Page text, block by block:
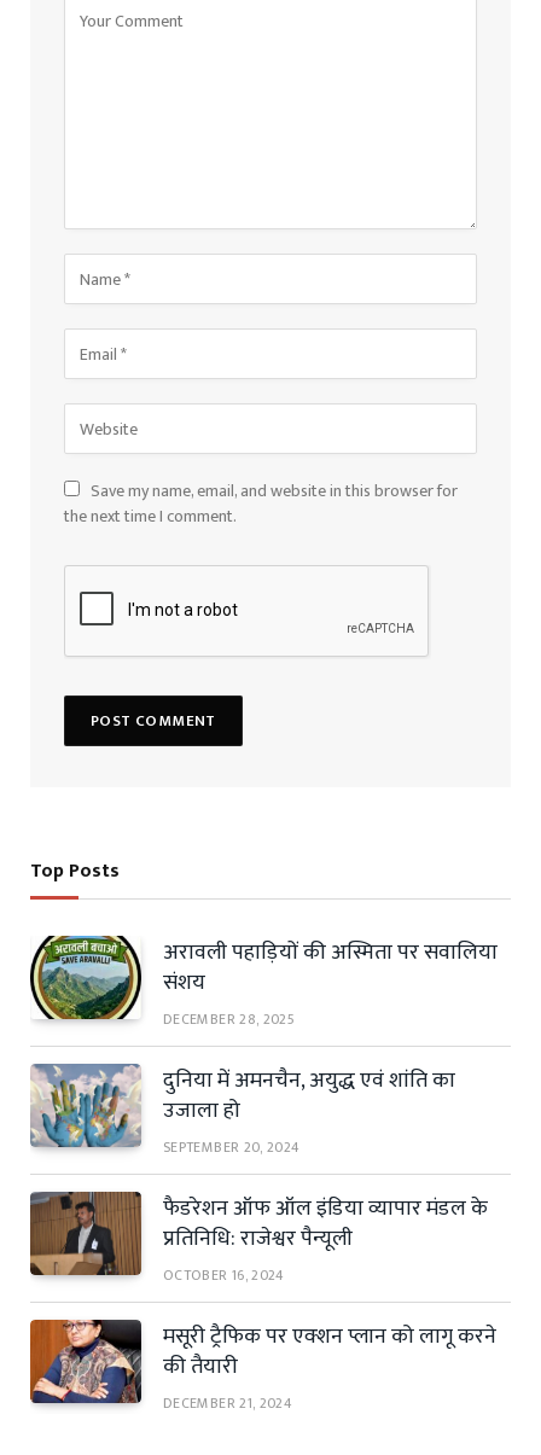
Save my name, email, and website in this browser for
the next time I comment.
Top Posts
अरावली पहाड़ियों की अस्मिता पर सवालिया
संशय
DECEMBER 28, 2025
दुनिया में अमनचैन, अयुद्ध एवं शांति का
उजाला हो
SEPTEMBER 20, 2024
फैडरेशन ऑफ ऑल इंडिया व्यापार मंडल के
प्रतिनिधि: राजेश्वर पैन्यूली
OCTOBER 16, 2024
मसूरी ट्रैफिक पर एक्शन प्लान को लागू करने
की तैयारी
DECEMBER 21, 2024